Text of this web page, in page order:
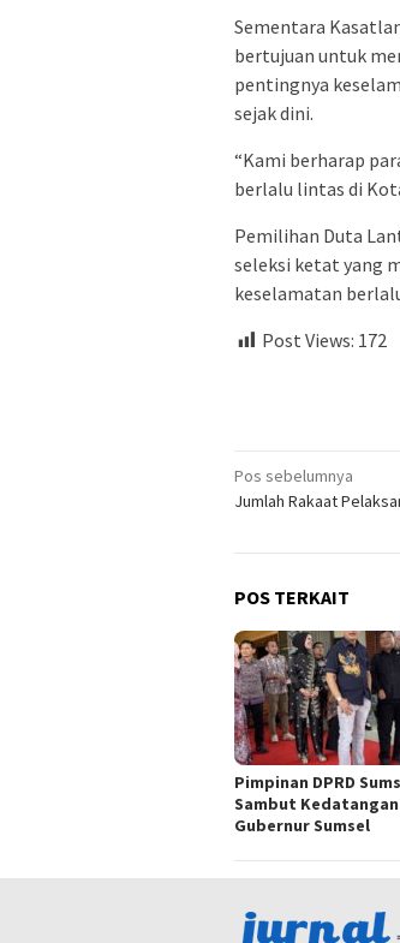
Sementara
bertujuan untuk
pentingnya
sejak dini.
“Kami berharap
berlalu lintas di
Pemilihan Duta
seleksi ketat yang
keselamatan
Post Views: 172
Navigasi
pos
Pos sebelumnya
Jumlah Rakaat
POS TERKAIT
Pimpinan DPRD
Sambut
Gubernur Sumsel